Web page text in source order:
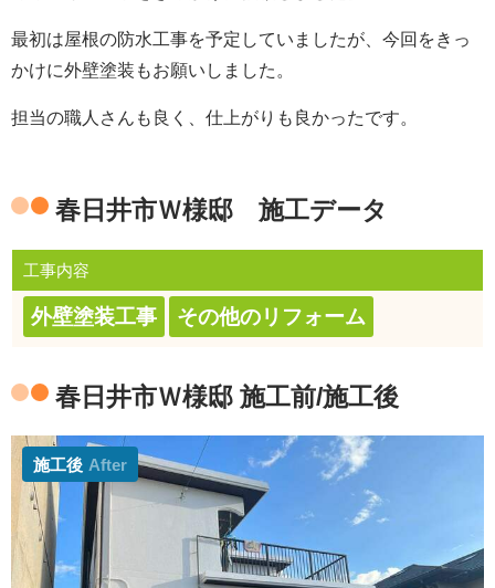
最初は屋根の防水工事を予定していましたが、今回をきっ
かけに外壁塗装もお願いしました。
担当の職人さんも良く、仕上がりも良かったです。
春日井市Ｗ様邸 施工データ
工事内容
外壁塗装工事 その他のリフォーム
春日井市Ｗ様邸 施工前/施工後
施工後 After